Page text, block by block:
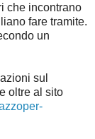
che incontrano
fare tramite.
un
sul
oltre al sito